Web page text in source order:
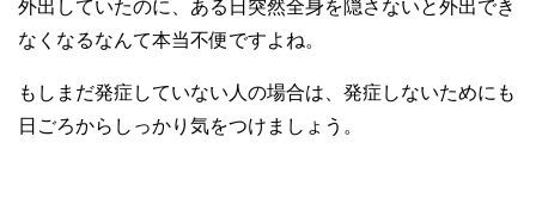
外出していたのに、ある日突然全身を隠さないと外出でき
なくなるなんて本当不便ですよね。
もしまだ発症していない人の場合は、発症しないためにも
日ごろからしっかり気をつけましょう。